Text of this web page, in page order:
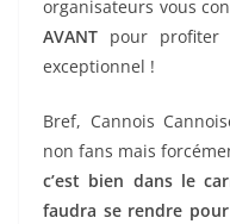
organisateurs vous
AVANT pour profiter
exceptionnel !
Bref, Cannois
non fans mais
c’est bien dans le
faudra se rendre